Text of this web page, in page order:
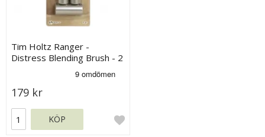
Tim Holtz Ranger -
Distress Blending Brush - 2
179 kr
KÖP